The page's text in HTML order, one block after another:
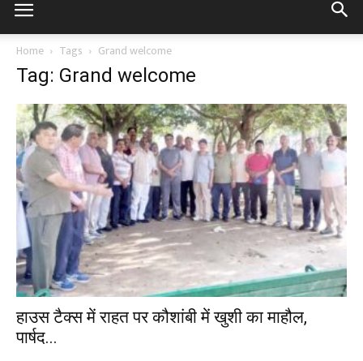
Home Tags Grand welcome
Tag: Grand welcome
हाउस टैक्स में राहत पर कौशांबी में खुशी का माहौल,
पार्षद...